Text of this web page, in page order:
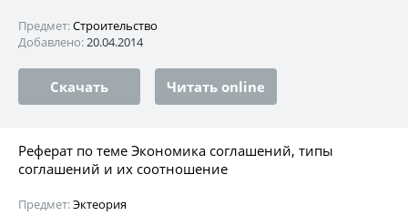
Предмет:Строительство
Добавлено:20.04.2014
Скачать Читать online
Реферат по теме Экономика соглашений, типы
соглашений и их соотношение
Предмет:Эктеория